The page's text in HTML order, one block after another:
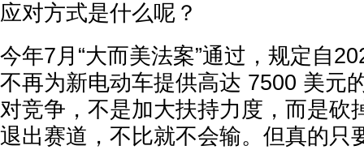
应对方式是什么呢？
今年7月“大而美法案”通过，规定自
不再为新电动车提供高达 7500 美元
对竞争，不是加大扶持力度，而是砍
退出赛道，不比就不会输。但真的只